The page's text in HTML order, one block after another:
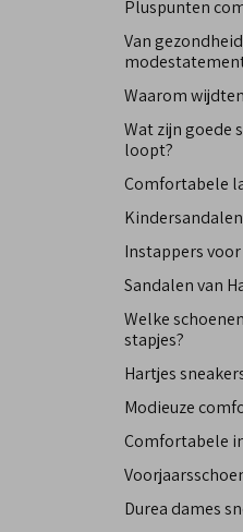
Pluspunten
Van
Waarom
Wat zijn goede
loopt?
Comfortabele
Kindersandalen
Instappers
Sandalen van
Welke
stapjes?
Hartjes
Modieuze
Comfortabele
Durea dames